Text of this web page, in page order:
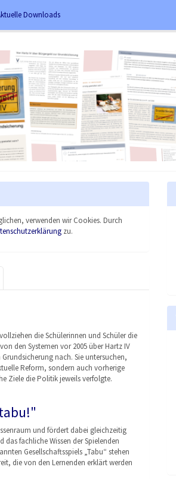
Downloads
verwenden wir Cookies. Durch
zu.
die Schülerinnen und Schüler die
den Systemen vor 2005 über Hartz IV
nach. Sie untersuchen,
Reform, sondern auch vorherige
Ziele die Politik jeweils verfolgte.
und fördert dabei gleichzeitig
fachliche Wissen der Spielenden
Gesellschaftsspiels „Tabu“ stehen
die von den Lernenden erklärt werden